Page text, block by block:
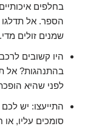
בחלפים
הספר. אל
שמנים זולים
היו קשובים
בהתנהגות? אל
לפני שהיא
התייעצו: יש
סומכים עליו,